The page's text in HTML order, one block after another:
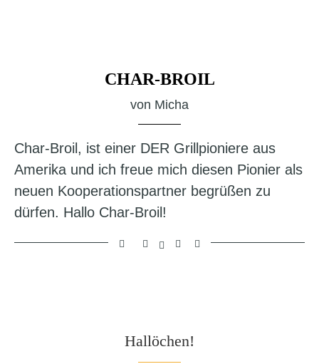
CHAR-BROIL
von Micha
Char-Broil, ist einer DER Grillpioniere aus
Amerika und ich freue mich diesen Pionier als
neuen Kooperationspartner begrüßen zu
dürfen. Hallo Char-Broil!
Hallöchen!